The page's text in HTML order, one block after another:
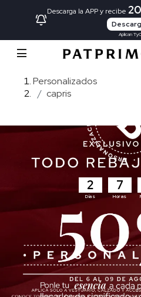
Descarga la APP y recibe
Aplican TyC
Personalizados
capris
2
Días
7
Horas